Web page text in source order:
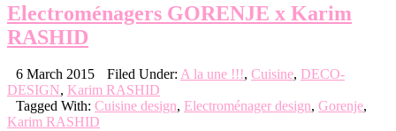
Electroménagers GORENJE x Karim
RASHID
6 March 2015 Filed Under: A la une !!!, Cuisine, DECO-
DESIGN, Karim RASHID
Tagged With: Cuisine design, Electroménager design, Gorenje,
Karim RASHID